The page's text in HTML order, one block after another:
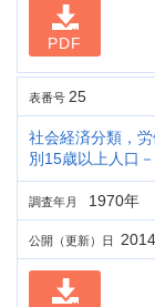
PDF
表番号 25
社会経済分類，
別15歳以上人口
調査年月 1970年
公開（更新）日